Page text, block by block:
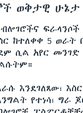
ወቅታዊ ሁኔታ
ፍሪ-
ከተለቀቀ 5
ሲል አየር
እንደገለጸው፣
የተነሳ፣ ግራ